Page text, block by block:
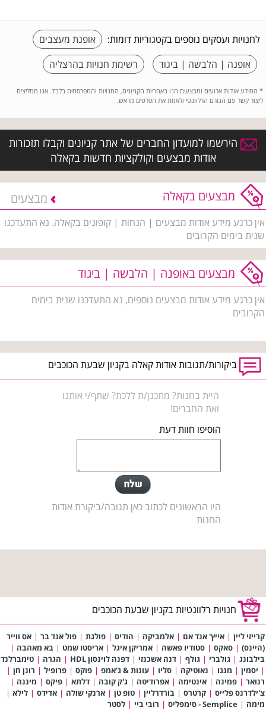
לחנויות ועסקים נוספים בקטגוריות דומות:
אופנת מעצבים
אופנה | הלבשה | ביגוד
רשימת חנויות בהרצליה
* המידע אודות ארועים ומבצעים הנו באחריות הקניונים, החנויות והמפרסמים בלבד. אנו ממליצים
ליצור קשר עם הגורם הרלוונטי ולאמת את הפרטים מראש.
הירשמו למועדון החברים של אתר קניונים וקבלו תזכורות
אודות מבצעים וקולקציות חדשות בקאלה
מבצעים בקאלה מבצעים
אין כרגע מידע אודות מבצעים | הנחות | קופונים בקאלה. נא התעדכנו
שנית בימים הקרובים
מבצעים באופנה | הלבשה | ביגוד
אין כרגע מידע אודות מבצעים נוספים, נא התעדכנו שנית בימים
הקרובים
ביקורות/תגובות אודות קאלה בקניון שבעת הכוכבים
היית בחנות? מתכנן/ת ללכת? שתף/י אותנו
ואת החברים!
הוסיפו חוות דעת
היו הראשונים לכתוב כאן תגובה/ביקורת אודות
החנות
חנויות רלוונטיות בקניון שבעת הכוכבים
קרייזי ליין | אייץ' אנד אם | אלמביקה | הודיס | פולגת | פול אנד בר | אס ווייר
(היינס) | סאקס | סטודיו פאשה | אמריקן איגל | אריסטו שמט | בא מאהבה |
בילבונג | גולברי | גולף | דנה אשכנזי | דפנה לוינסון HDL | הגרה | טימברלנד
| יסמין | מנגו | נאוטיקה | סליו | עונות & ג'אמפ | פוקס | פרופיל | רונן חן |
רנואר | פמינה | אינטימה | אפרודיטה | ג'ק קובה | דלתא | פיקס | מיננה |
צ'ילדרנס פלייס | קרטרס | בורדרליין | טופ טן | ארנקי שולה | אדידס | לילא |
מימה | Semplice - סימפליס | רובי ביי | לסטר